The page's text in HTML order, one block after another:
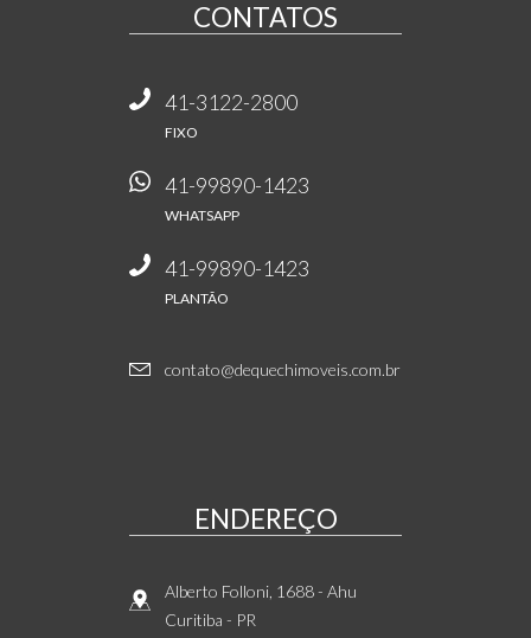
CONTATOS
41-3122-2800
FIXO
41-99890-1423
WHATSAPP
41-99890-1423
PLANTÃO
contato@dequechimoveis.com.br
ENDEREÇO
Alberto Folloni, 1688- Ahu
Curitiba - PR